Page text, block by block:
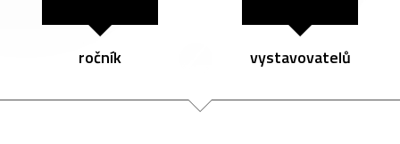
ročník vystavovatelů